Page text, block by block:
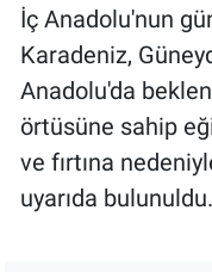
İç Anadolu'nun
Karadeniz,
Anadolu'da
örtüsüne sahip
ve fırtına
uyarıda bulunuldu.